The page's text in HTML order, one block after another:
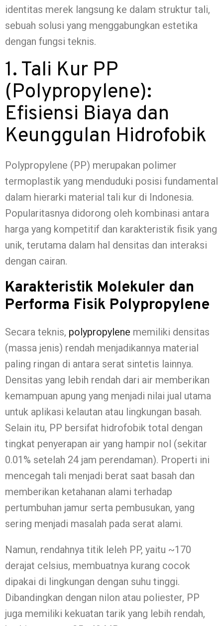
identitas merek langsung ke dalam struktur tali,
sebuah solusi yang menggabungkan estetika
dengan fungsi teknis.
1. Tali Kur PP
(Polypropylene):
Efisiensi Biaya dan
Keunggulan Hidrofobik
Polypropylene (PP) merupakan polimer
termoplastik yang menduduki posisi fundamental
dalam hierarki material tali kur di Indonesia.
Popularitasnya didorong oleh kombinasi antara
harga yang kompetitif dan karakteristik fisik yang
unik, terutama dalam hal densitas dan interaksi
dengan cairan.
Karakteristik Molekuler dan
Performa Fisik Polypropylene
Secara teknis, polypropylene memiliki densitas
(massa jenis) rendah menjadikannya material
paling ringan di antara serat sintetis lainnya.
Densitas yang lebih rendah dari air memberikan
kemampuan apung yang menjadi nilai jual utama
untuk aplikasi kelautan atau lingkungan basah.
Selain itu, PP bersifat hidrofobik total dengan
tingkat penyerapan air yang hampir nol (sekitar
0.01% setelah 24 jam perendaman). Properti ini
mencegah tali menjadi berat saat basah dan
memberikan ketahanan alami terhadap
pertumbuhan jamur serta pembusukan, yang
sering menjadi masalah pada serat alami.
Namun, rendahnya titik leleh PP, yaitu ~170
derajat celsius, membuatnya kurang cocok
dipakai di lingkungan dengan suhu tinggi.
Dibandingkan dengan nilon atau poliester, PP
juga memiliki kekuatan tarik yang lebih rendah,